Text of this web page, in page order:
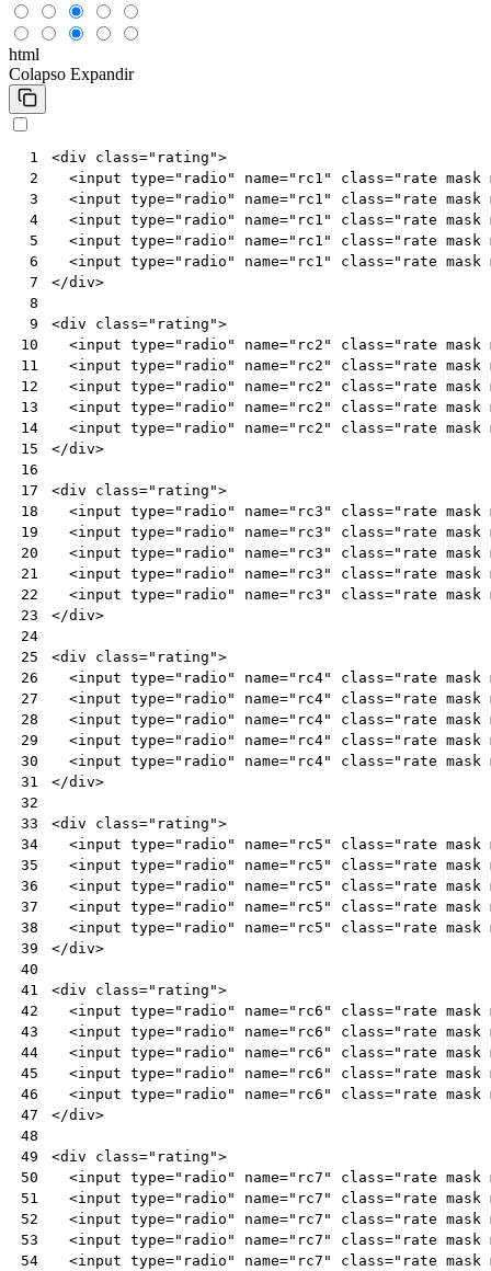
html
Colapso Expandir
1
2
3
4
5
6
7
8
9
10
11
12
13
14
15
16
17
18
19
20
21
22
23
24
25
26
27
28
29
30
31
32
33
34
35
36
37
38
39
40
41
42
43
44
45
46
47
48
49
50
51
52
53
54
<div class="rating">
<input type="radio" name="rc1" class="rate
<input type="radio" name="rc1" class="rate
<input type="radio" name="rc1" class="rate
<input type="radio" name="rc1" class="rate
<input type="radio" name="rc1" class="rate
</div>
<div class="rating">
<input type="radio" name="rc2" class="rate mask
<input type="radio" name="rc2" class="rate mask
<input type="radio" name="rc2" class="rate mask
<input type="radio" name="rc2" class="rate mask
<input type="radio" name="rc2" class="rate mask
</div>
<div class="rating">
<input type="radio" name="rc3" class="rate mask
<input type="radio" name="rc3" class="rate mask
<input type="radio" name="rc3" class="rate mask
<input type="radio" name="rc3" class="rate mask
<input type="radio" name="rc3" class="rate mask
</div>
<div class="rating">
<input type="radio" name="rc4" class="rate
<input type="radio" name="rc4" class="rate
<input type="radio" name="rc4" class="rate
<input type="radio" name="rc4" class="rate
<input type="radio" name="rc4" class="rate
</div>
<div class="rating">
<input type="radio" name="rc5" class="rate
<input type="radio" name="rc5" class="rate
<input type="radio" name="rc5" class="rate
<input type="radio" name="rc5" class="rate
<input type="radio" name="rc5" class="rate
</div>
<div class="rating">
<input type="radio" name="rc6" class="rate mask
<input type="radio" name="rc6" class="rate mask
<input type="radio" name="rc6" class="rate mask
<input type="radio" name="rc6" class="rate mask
<input type="radio" name="rc6" class="rate mask
</div>
<div class="rating">
<input type="radio" name="rc7" class="rate mask
<input type="radio" name="rc7" class="rate mask
<input type="radio" name="rc7" class="rate mask
<input type="radio" name="rc7" class="rate mask
<input type="radio" name="rc7" class="rate mask